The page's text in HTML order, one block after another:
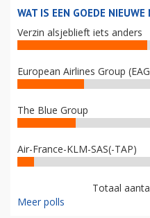
WAT IS EEN GOEDE
Verzin alsjeblieft iets anders
European Airlines Group
The Blue Group
Air-France-KLM-SAS(-TAP)
Totaal
Meer polls